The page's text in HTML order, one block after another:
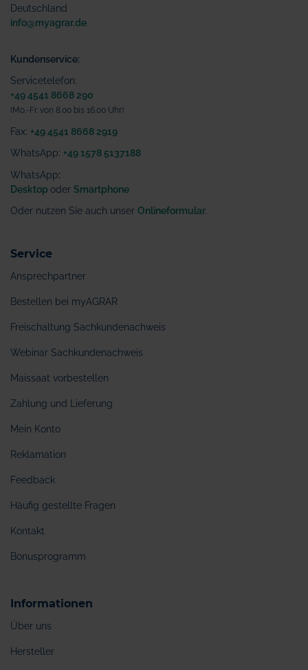
Deutschland
info@myagrar.de
Kundenservice:
Servicetelefon:
+49 4541 8668 290
(Mo.-Fr. von 8.00 bis 16.00 Uhr)
Fax: +49 4541 8668 2919
WhatsApp: +49 1578 5137188
WhatsApp:
Desktop oder Smartphone
Oder nutzen Sie auch unser Onlineformular
Service
Ansprechpartner
Bestellen bei myAGRAR
Freischaltung Sachkundenachweis
Webinar Sachkundenachweis
Maissaat vorbestellen
Zahlung und Lieferung
Mein Konto
Reklamation
Feedback
Häufig gestellte Fragen
Kontakt
Bonusprogramm
Informationen
Über uns
Hersteller